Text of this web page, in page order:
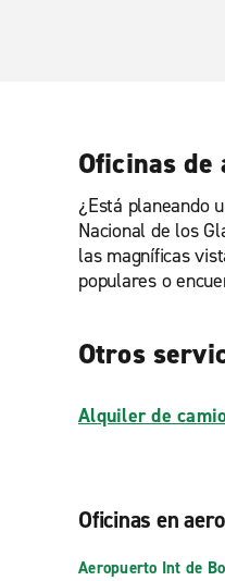
Oficinas de
¿Está planeando
Nacional de los
las magníficas
populares o
Otros
Alquiler de
Oficinas en
Aeropuerto Int de